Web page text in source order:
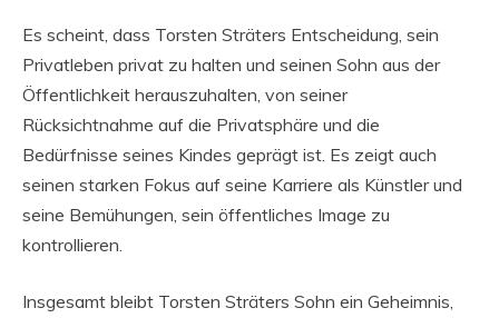
Es scheint, dass Torsten Sträters Entscheidung, sein
Privatleben privat zu halten und seinen Sohn aus der
Öffentlichkeit herauszuhalten, von seiner
Rücksichtnahme auf die Privatsphäre und die
Bedürfnisse seines Kindes geprägt ist. Es zeigt auch
seinen starken Fokus auf seine Karriere als Künstler und
seine Bemühungen, sein öffentliches Image zu
kontrollieren.
Insgesamt bleibt Torsten Sträters Sohn ein Geheimnis,